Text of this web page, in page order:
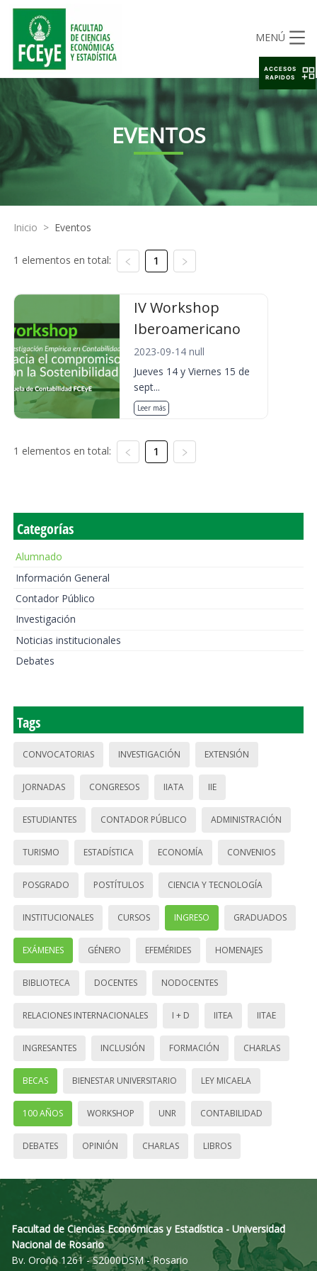
MENÚ
EVENTOS
Inicio > Eventos
1 elementos en total: 1
IV Workshop
Iberoamericano
2023-09-14 null
Jueves 14 y Viernes 15 de
sept...
Leer más
1 elementos en total: 1
Categorías
Alumnado
Información General
Contador Público
Investigación
Noticias institucionales
Debates
Tags
CONVOCATORIAS INVESTIGACIÓN EXTENSIÓN
JORNADAS CONGRESOS IIATA IIE
ESTUDIANTES CONTADOR PÚBLICO ADMINISTRACIÓN
TURISMO ESTADÍSTICA ECONOMÍA CONVENIOS
POSGRADO POSTÍTULOS CIENCIA Y TECNOLOGÍA
INSTITUCIONALES CURSOS INGRESO GRADUADOS
EXÁMENES GÉNERO EFEMÉRIDES HOMENAJES
BIBLIOTECA DOCENTES NODOCENTES
RELACIONES INTERNACIONALES I + D IITEA IITAE
INGRESANTES INCLUSIÓN FORMACIÓN CHARLAS
BECAS BIENESTAR UNIVERSITARIO LEY MICAELA
100 AÑOS WORKSHOP UNR CONTABILIDAD
DEBATES OPINIÓN CHARLAS LIBROS
Facultad de Ciencias Económicas y Estadística - Universidad
Nacional de Rosario
Bv. Oroño 1261 - S2000DSM - Rosario
ACCESOS
RAPIDOS